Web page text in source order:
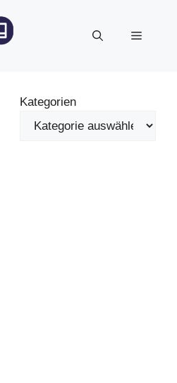
Menü
Kategorien